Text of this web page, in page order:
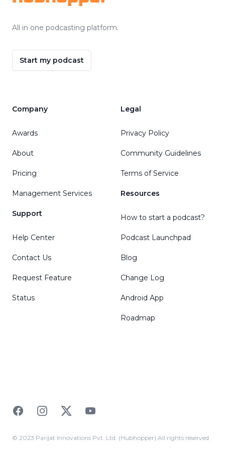
All in one podcasting platform.
Start my podcast
Company
Awards
About
Pricing
Management Services
Support
Help Center
Contact Us
Request Feature
Status
Legal
Privacy Policy
Community Guidelines
Terms of Service
Resources
How to start a podcast?
Podcast Launchpad
Blog
Change Log
Android App
Roadmap
FacebookInstagramTwitterYouTube
© 2023 Parijat Innovations Pvt. Ltd. (Hubhopper) All rights reserved.